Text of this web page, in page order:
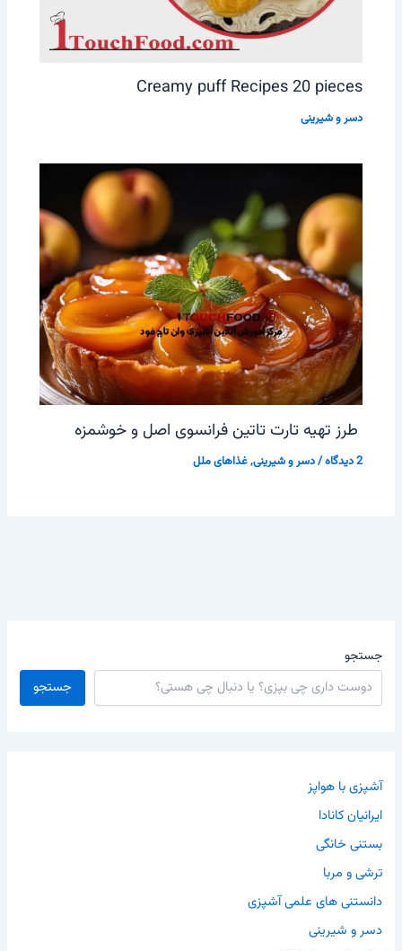
Creamy puff Recipes 20 pieces
دسر و شیرینی
طرز تهیه تارت تاتین فرانسوی اصل و خوشمزه
2 دیدگاه /دسر و شیرینی,غذاهای ملل
جستجو
جستجو
آشپزی با هواپز
ایرانیان کانادا
بستنی خانگی
ترشی و مربا
دانستنی های علمی آشپزی
دسر و شیرینی